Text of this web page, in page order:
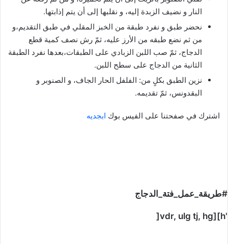
النار و نضيف الزبدة إليه، و نقلبها إلى أن يتم إذابتها.
نحضر طبق و نفرد طبقة من الخبز المقلي في طبق التقديم،و
من ثم نضع طبقه من الأرز عليه، ثمّ رش نصف كمية قطع
الدجاج، ثمّ صب اللبن الزبادي على الطبقات،بعدها نفرد الطبقة
الثانية من الدجاج على سطح اللبن.
نزين الطبق بكلٍ من: الفلفل الحار الجاف، و الصنوبر و
البقدونس، ثمّ تقديمه.
اشترك في صفحتنا على الفيس بوك ابجديه
#طريقة_عمل_فتة_الدجاج
'vdr, ulg tj, hg][h[